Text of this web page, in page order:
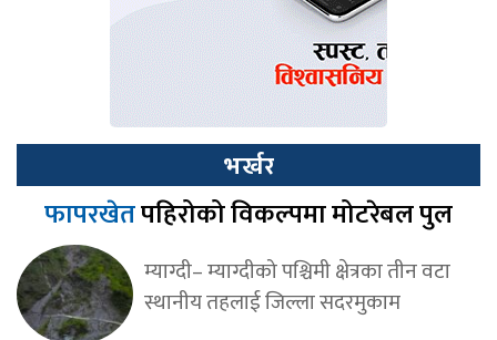
भर्खर
फापरखेतपहिरोको विकल्पमा मोटरेबल पुल
म्याग्दी– म्याग्दीको पश्चिमी क्षेत्रका तीन वटा
स्थानीय तहलाई जिल्ला सदरमुकाम